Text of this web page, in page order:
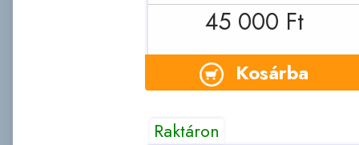
45 000 Ft
Kosárba
Raktáron